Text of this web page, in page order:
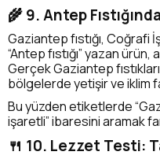
🌾 9. Antep
Gaziantep fıstığı, Coğrafi
“Antep fıstığı” yazan ürün,
Gerçek Gaziantep
bölgelerde yetişir ve iklim
Bu yüzden etiketlerde
işaretli” ibaresini aramak
🍴 10. Lezzet Testi: